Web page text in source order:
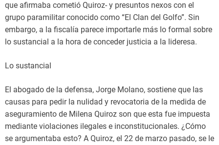
que afirmaba cometió Quiroz- y presuntos nexos con el
grupo paramilitar conocido como “El Clan del Golfo”. Sin
embargo, a la fiscalía parece importarle más lo formal sobre
lo sustancial a la hora de conceder justicia a la lideresa.
Lo sustancial
El abogado de la defensa, Jorge Molano, sostiene que las
causas para pedir la nulidad y revocatoria de la medida de
aseguramiento de Milena Quiroz son que esta fue impuesta
mediante violaciones ilegales e inconstitucionales. ¿Cómo
se argumentaba esto? A Quiroz, el 22 de marzo pasado, se le